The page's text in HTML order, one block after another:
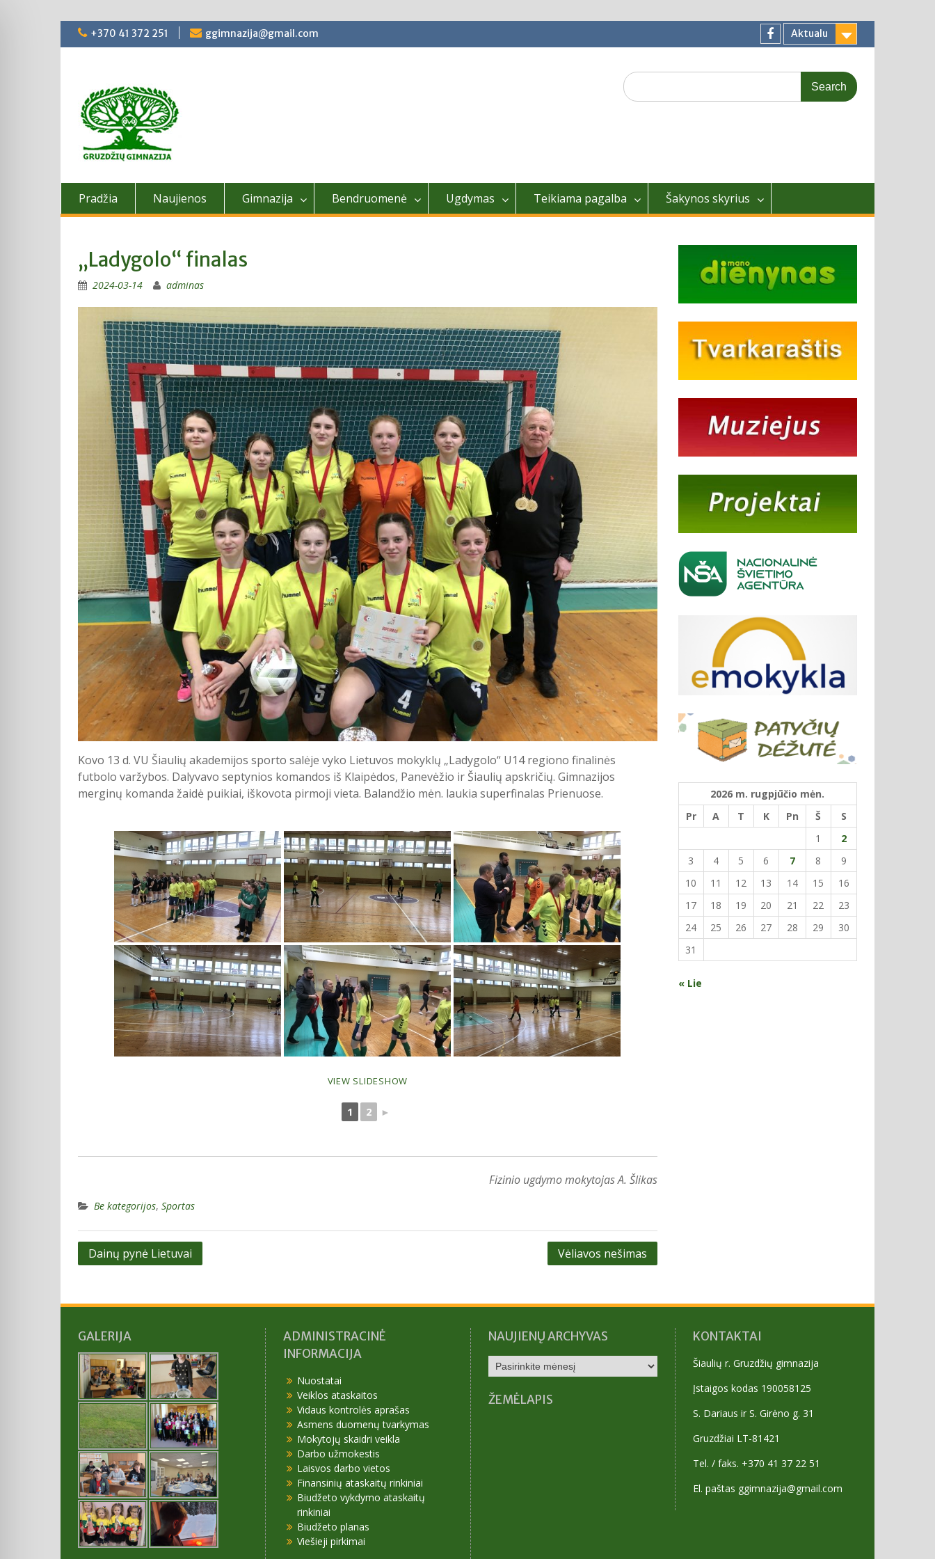
Skip
+370 41 372 251 ggimnazija@gmail.com
Aktualu
Facebook
Search
for:
Pradžia Naujienos Gimnazija Bendruomenė Ugdymas Teikiama pagalba Šakynos skyrius
„Ladygolo“ finalas
2024-03-14 adminas
Kovo 13 d. VU Šiaulių akademijos sporto salėje vyko Lietuvos mokyklų „Ladygolo“ U14 regiono finalinės
futbolo varžybos. Dalyvavo septynios komandos iš Klaipėdos, Panevėžio ir Šiaulių apskričių. Gimnazijos
merginų komanda žaidė puikiai, iškovota pirmoji vieta. Balandžio mėn. laukia superfinalas Prienuose.
VIEW SLIDESHOW
1 2 ►
Fizinio ugdymo mokytojas A. Šlikas
Be kategorijos, Sportas
Navigacija
Dainų pynė Lietuvai Vėliavos nešimas
2026 m. rugpjūčio mėn.
Pr
A T K Pn Š
S
1
2
3
4 5 6 7 8
9
10
11 12 13 14 15
16
17
18 19 20 21 22
23
24
25 26 27 28 29
30
31
« Lie
GALERIJA
ADMINISTRACINĖ
INFORMACIJA
Nuostatai
Veiklos ataskaitos
Vidaus kontrolės aprašas
Asmens duomenų tvarkymas
Mokytojų skaidri veikla
Darbo užmokestis
Laisvos darbo vietos
Finansinių ataskaitų rinkiniai
Biudžeto vykdymo ataskaitų
rinkiniai
Biudžeto planas
Viešieji pirkimai
NAUJIENŲ ARCHYVAS
NAUJIENŲ
ARCHYVAS
ŽEMĖLAPIS
KONTAKTAI
Šiaulių r. Gruzdžių gimnazija
Įstaigos kodas 190058125
S. Dariaus ir S. Girėno g. 31
Gruzdžiai LT-81421
Tel. / faks. +370 41 37 22 51
El. paštas ggimnazija@gmail.com